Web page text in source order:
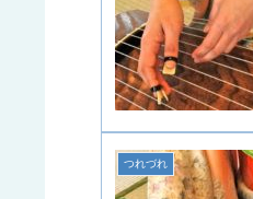
つれづれ